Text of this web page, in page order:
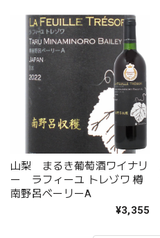
山梨 まるき葡萄酒ワイナリ
ー ラフィーユ トレゾワ 樽
南野呂ベーリーA
¥3,355